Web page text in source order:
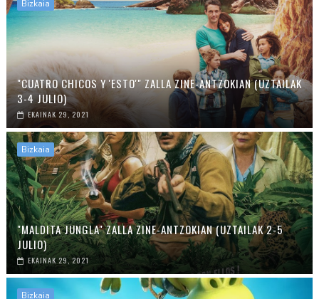
Bizkaia
"CUATRO CHICOS Y 'ESTO'" ZALLA ZINE-ANTZOKIAN (UZTAILAK
3-4 JULIO)
EKAINAK 29, 2021
Bizkaia
"MALDITA JUNGLA" ZALLA ZINE-ANTZOKIAN (UZTAILAK 2-5
JULIO)
EKAINAK 29, 2021
Bizkaia